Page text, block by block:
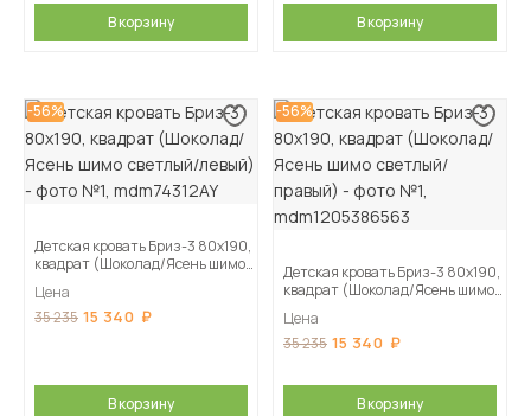
В корзину В корзину
-56%
Детская кровать Бриз-3 80х190,
квадрат (Шоколад/Ясень шимо
Цена
35 235 15 340
В корзину
-56%
Детская кровать Бриз-3 80х190,
квадрат (Шоколад/Ясень шимо
Цена
35 235 15 340
В корзину